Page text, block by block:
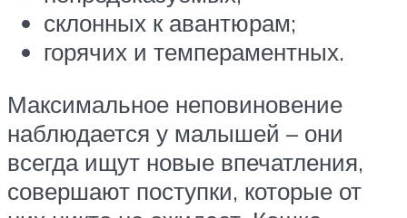
склонных к авантюрам;
горячих и темпераментных.
Максимальное неповиновение
наблюдается у малышей – они
всегда ищут новые впечатления,
совершают поступки, которые от